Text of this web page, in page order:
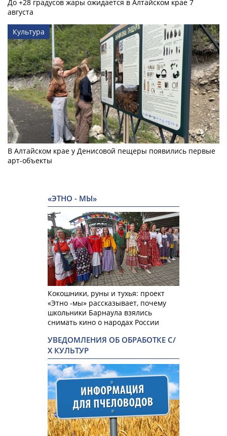
До +28 градусов жары ожидается в Алтайском крае 7
августа
Культура
В Алтайском крае у Денисовой пещеры появились первые
арт-объекты
«ЭТНО - МЫ»
Кокошники, руны и тухья: проект
«Этно -мы» рассказывает, почему
школьники Барнаула взялись
снимать кино о народах России
УВЕДОМЛЕНИЯ ОБ ОБРАБОТКЕ С/
Х КУЛЬТУР